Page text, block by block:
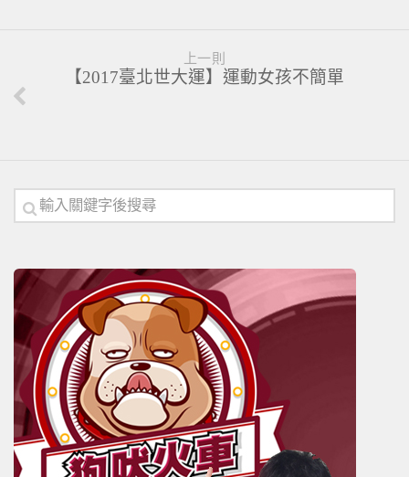
上一則
【2017臺北世大運】運動女孩不簡單